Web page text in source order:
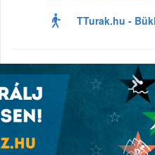
TTurak.hu -